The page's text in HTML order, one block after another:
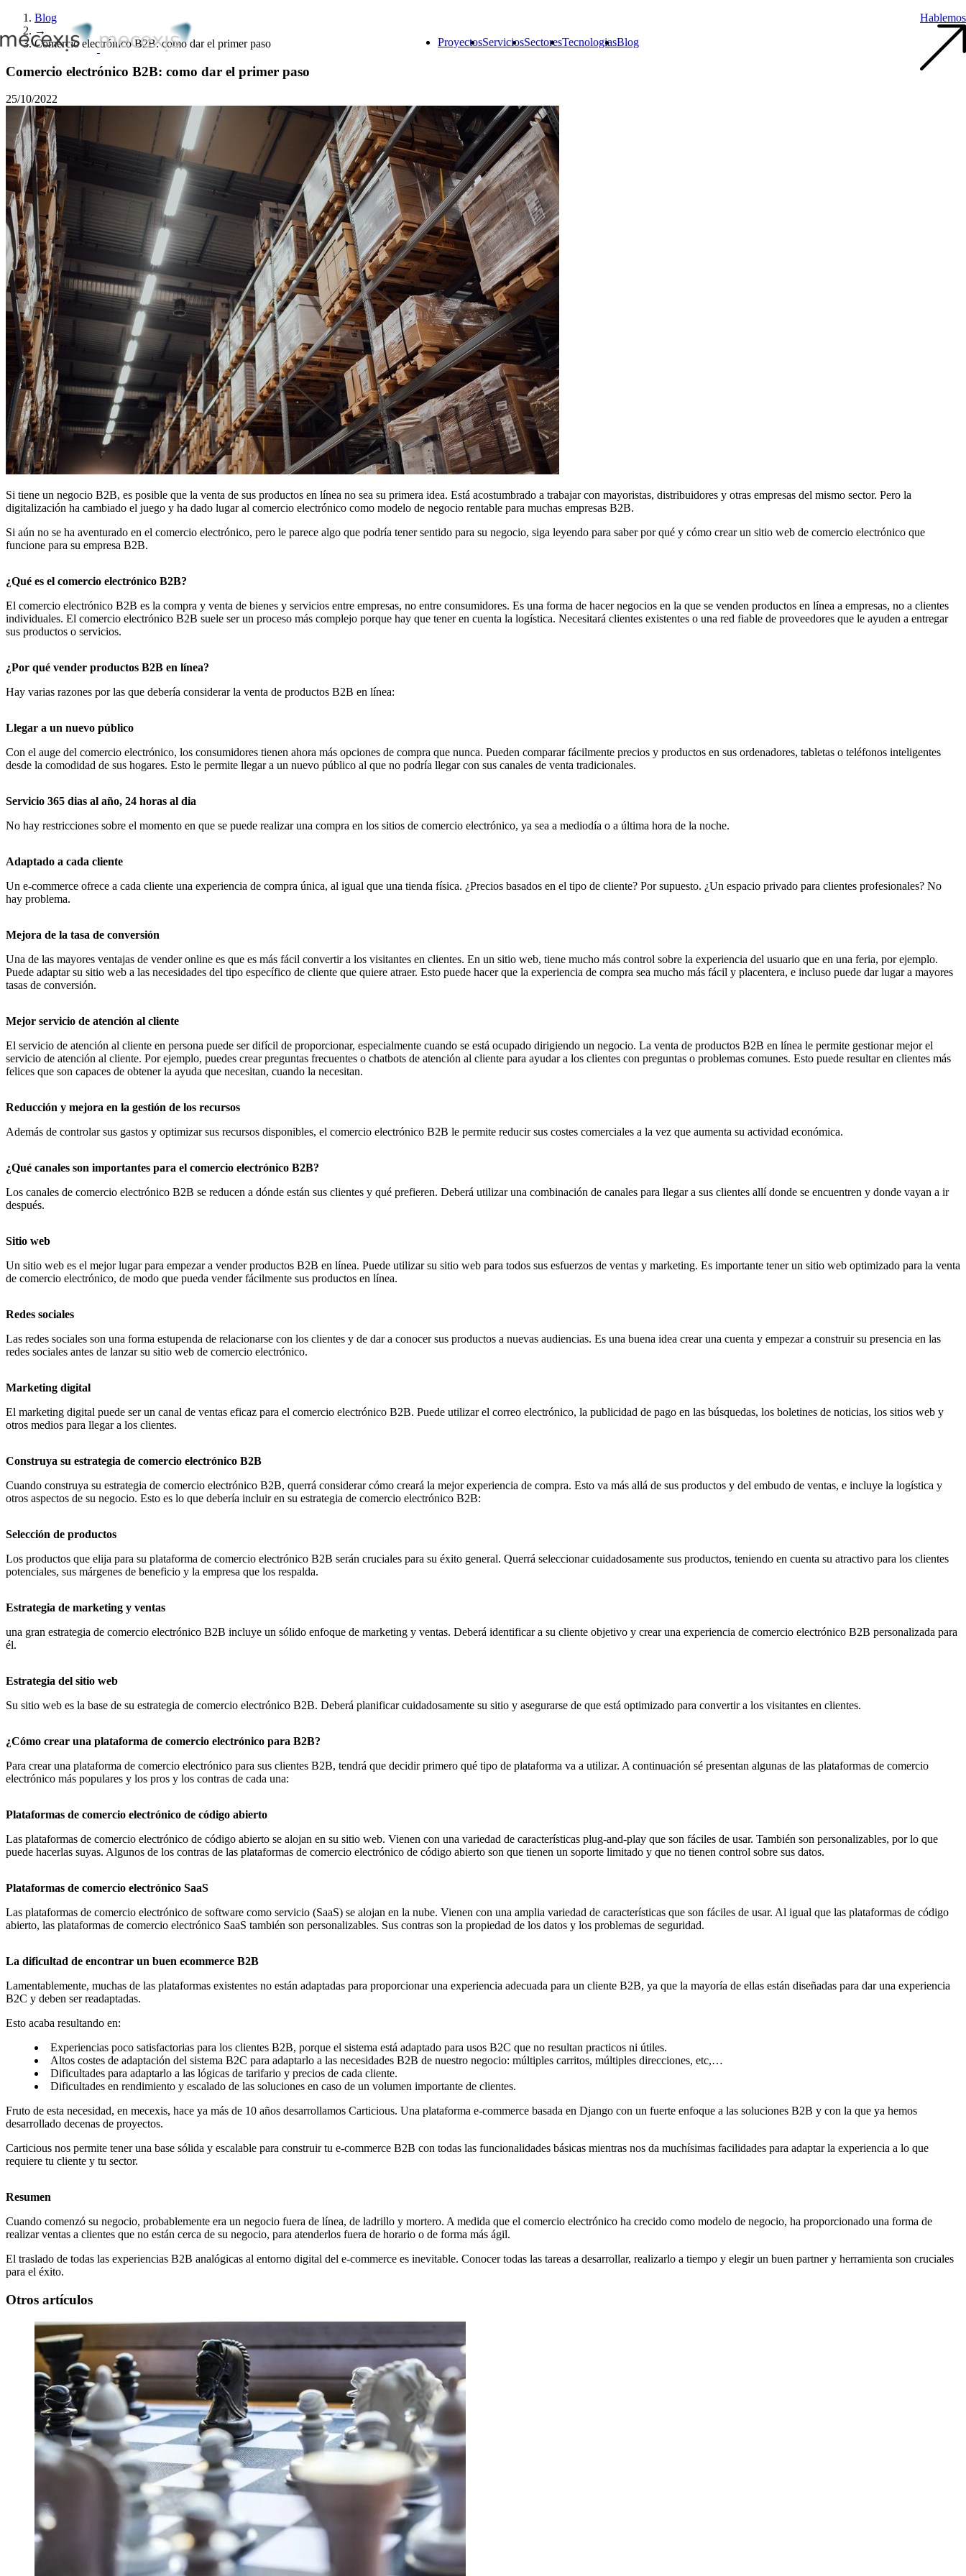
ProyectosServiciosSectoresTecnologiasBlog
Hablemos
Blog
→
Comercio electrónico B2B: como dar el primer paso
Comercio electrónico B2B: como dar el primer paso
25/10/2022
Si tiene un negocio B2B, es posible que la venta de sus productos en línea no sea su primera idea. Está acostumbrado a trabajar con mayoristas, distribuidores y otras empresas del mismo sector. Pero la
digitalización ha cambiado el juego y ha dado lugar al comercio electrónico como modelo de negocio rentable para muchas empresas B2B.
Si aún no se ha aventurado en el comercio electrónico, pero le parece algo que podría tener sentido para su negocio, siga leyendo para saber por qué y cómo crear un sitio web de comercio electrónico que
funcione para su empresa B2B.
¿Qué es el comercio electrónico B2B?
El comercio electrónico B2B es la compra y venta de bienes y servicios entre empresas, no entre consumidores. Es una forma de hacer negocios en la que se venden productos en línea a empresas, no a clientes
individuales. El comercio electrónico B2B suele ser un proceso más complejo porque hay que tener en cuenta la logística. Necesitará clientes existentes o una red fiable de proveedores que le ayuden a entregar
sus productos o servicios.
¿Por qué vender productos B2B en línea?
Hay varias razones por las que debería considerar la venta de productos B2B en línea:
Llegar a un nuevo público
Con el auge del comercio electrónico, los consumidores tienen ahora más opciones de compra que nunca. Pueden comparar fácilmente precios y productos en sus ordenadores, tabletas o teléfonos inteligentes
desde la comodidad de sus hogares. Esto le permite llegar a un nuevo público al que no podría llegar con sus canales de venta tradicionales.
Servicio 365 dias al año, 24 horas al dia
No hay restricciones sobre el momento en que se puede realizar una compra en los sitios de comercio electrónico, ya sea a mediodía o a última hora de la noche.
Adaptado a cada cliente
Un e-commerce ofrece a cada cliente una experiencia de compra única, al igual que una tienda física. ¿Precios basados en el tipo de cliente? Por supuesto. ¿Un espacio privado para clientes profesionales? No
hay problema.
Mejora de la tasa de conversión
Una de las mayores ventajas de vender online es que es más fácil convertir a los visitantes en clientes. En un sitio web, tiene mucho más control sobre la experiencia del usuario que en una feria, por ejemplo.
Puede adaptar su sitio web a las necesidades del tipo específico de cliente que quiere atraer. Esto puede hacer que la experiencia de compra sea mucho más fácil y placentera, e incluso puede dar lugar a mayores
tasas de conversión.
Mejor servicio de atención al cliente
El servicio de atención al cliente en persona puede ser difícil de proporcionar, especialmente cuando se está ocupado dirigiendo un negocio. La venta de productos B2B en línea le permite gestionar mejor el
servicio de atención al cliente. Por ejemplo, puedes crear preguntas frecuentes o chatbots de atención al cliente para ayudar a los clientes con preguntas o problemas comunes. Esto puede resultar en clientes más
felices que son capaces de obtener la ayuda que necesitan, cuando la necesitan.
Reducción y mejora en la gestión de los recursos
Además de controlar sus gastos y optimizar sus recursos disponibles, el comercio electrónico B2B le permite reducir sus costes comerciales a la vez que aumenta su actividad económica.
¿Qué canales son importantes para el comercio electrónico B2B?
Los canales de comercio electrónico B2B se reducen a dónde están sus clientes y qué prefieren. Deberá utilizar una combinación de canales para llegar a sus clientes allí donde se encuentren y donde vayan a ir
después.
Sitio web
Un sitio web es el mejor lugar para empezar a vender productos B2B en línea. Puede utilizar su sitio web para todos sus esfuerzos de ventas y marketing. Es importante tener un sitio web optimizado para la venta
de comercio electrónico, de modo que pueda vender fácilmente sus productos en línea.
Redes sociales
Las redes sociales son una forma estupenda de relacionarse con los clientes y de dar a conocer sus productos a nuevas audiencias. Es una buena idea crear una cuenta y empezar a construir su presencia en las
redes sociales antes de lanzar su sitio web de comercio electrónico.
Marketing digital
El marketing digital puede ser un canal de ventas eficaz para el comercio electrónico B2B. Puede utilizar el correo electrónico, la publicidad de pago en las búsquedas, los boletines de noticias, los sitios web y
otros medios para llegar a los clientes.
Construya su estrategia de comercio electrónico B2B
Cuando construya su estrategia de comercio electrónico B2B, querrá considerar cómo creará la mejor experiencia de compra. Esto va más allá de sus productos y del embudo de ventas, e incluye la logística y
otros aspectos de su negocio. Esto es lo que debería incluir en su estrategia de comercio electrónico B2B:
Selección de productos
Los productos que elija para su plataforma de comercio electrónico B2B serán cruciales para su éxito general. Querrá seleccionar cuidadosamente sus productos, teniendo en cuenta su atractivo para los clientes
potenciales, sus márgenes de beneficio y la empresa que los respalda.
Estrategia de marketing y ventas
una gran estrategia de comercio electrónico B2B incluye un sólido enfoque de marketing y ventas. Deberá identificar a su cliente objetivo y crear una experiencia de comercio electrónico B2B personalizada para
él.
Estrategia del sitio web
Su sitio web es la base de su estrategia de comercio electrónico B2B. Deberá planificar cuidadosamente su sitio y asegurarse de que está optimizado para convertir a los visitantes en clientes.
¿Cómo crear una plataforma de comercio electrónico para B2B?
Para crear una plataforma de comercio electrónico para sus clientes B2B, tendrá que decidir primero qué tipo de plataforma va a utilizar. A continuación sé presentan algunas de las plataformas de comercio
electrónico más populares y los pros y los contras de cada una:
Plataformas de comercio electrónico de código abierto
Las plataformas de comercio electrónico de código abierto se alojan en su sitio web. Vienen con una variedad de características plug-and-play que son fáciles de usar. También son personalizables, por lo que
puede hacerlas suyas. Algunos de los contras de las plataformas de comercio electrónico de código abierto son que tienen un soporte limitado y que no tienen control sobre sus datos.
Plataformas de comercio electrónico SaaS
Las plataformas de comercio electrónico de software como servicio (SaaS) se alojan en la nube. Vienen con una amplia variedad de características que son fáciles de usar. Al igual que las plataformas de código
abierto, las plataformas de comercio electrónico SaaS también son personalizables. Sus contras son la propiedad de los datos y los problemas de seguridad.
La dificultad de encontrar un buen ecommerce B2B
Lamentablemente, muchas de las plataformas existentes no están adaptadas para proporcionar una experiencia adecuada para un cliente B2B, ya que la mayoría de ellas están diseñadas para dar una experiencia
B2C y deben ser readaptadas.
Esto acaba resultando en:
Experiencias poco satisfactorias para los clientes B2B, porque el sistema está adaptado para usos B2C que no resultan practicos ni útiles.
Altos costes de adaptación del sistema B2C para adaptarlo a las necesidades B2B de nuestro negocio: múltiples carritos, múltiples direcciones, etc,…
Dificultades para adaptarlo a las lógicas de tarifario y precios de cada cliente.
Dificultades en rendimiento y escalado de las soluciones en caso de un volumen importante de clientes.
Fruto de esta necesidad, en mecexis, hace ya más de 10 años desarrollamos Carticious. Una plataforma e-commerce basada en Django con un fuerte enfoque a las soluciones B2B y con la que ya hemos
desarrollado decenas de proyectos.
Carticious nos permite tener una base sólida y escalable para construir tu e-commerce B2B con todas las funcionalidades básicas mientras nos da muchísimas facilidades para adaptar la experiencia a lo que
requiere tu cliente y tu sector.
Resumen
Cuando comenzó su negocio, probablemente era un negocio fuera de línea, de ladrillo y mortero. A medida que el comercio electrónico ha crecido como modelo de negocio, ha proporcionado una forma de
realizar ventas a clientes que no están cerca de su negocio, para atenderlos fuera de horario o de forma más ágil.
El traslado de todas las experiencias B2B analógicas al entorno digital del e-commerce es inevitable. Conocer todas las tareas a desarrollar, realizarlo a tiempo y elegir un buen partner y herramienta son cruciales
para el éxito.
Otros artículos